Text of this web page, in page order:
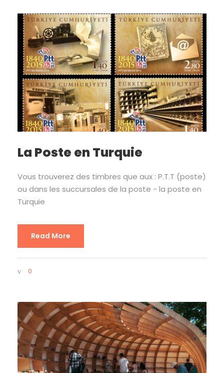
La Poste en Turquie
Vous trouverez des timbres que aux : P.T.T (poste)
ou dans les succursales de la poste - la poste en
Turquie
Read More
0